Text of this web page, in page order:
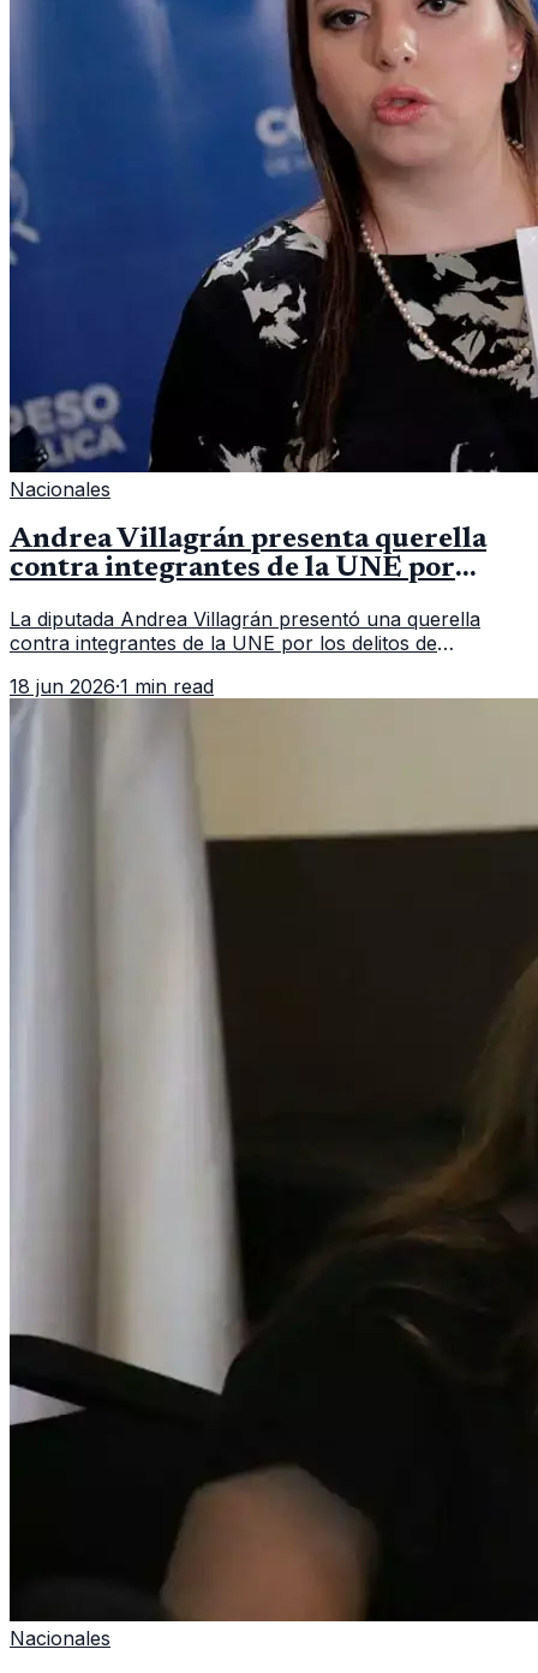
Nacionales
Andrea Villagrán presenta querella
contra integrantes de la UNE por
La diputada Andrea Villagrán presentó una querella
contra integrantes de la UNE por los delitos de
18 jun 2026·1 min read
Nacionales